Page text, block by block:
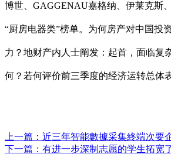
博世、GAGGENAU嘉格纳、伊莱克斯
“厨房电器类”榜单。为何房产对中国投
力？地财产内人士阐发：起首，面临复
何？若何评价前三季度的经济运转总体
上一篇： 近三年智能數據采集終端次要
下一篇： 有进一步深制志愿的学生拓宽